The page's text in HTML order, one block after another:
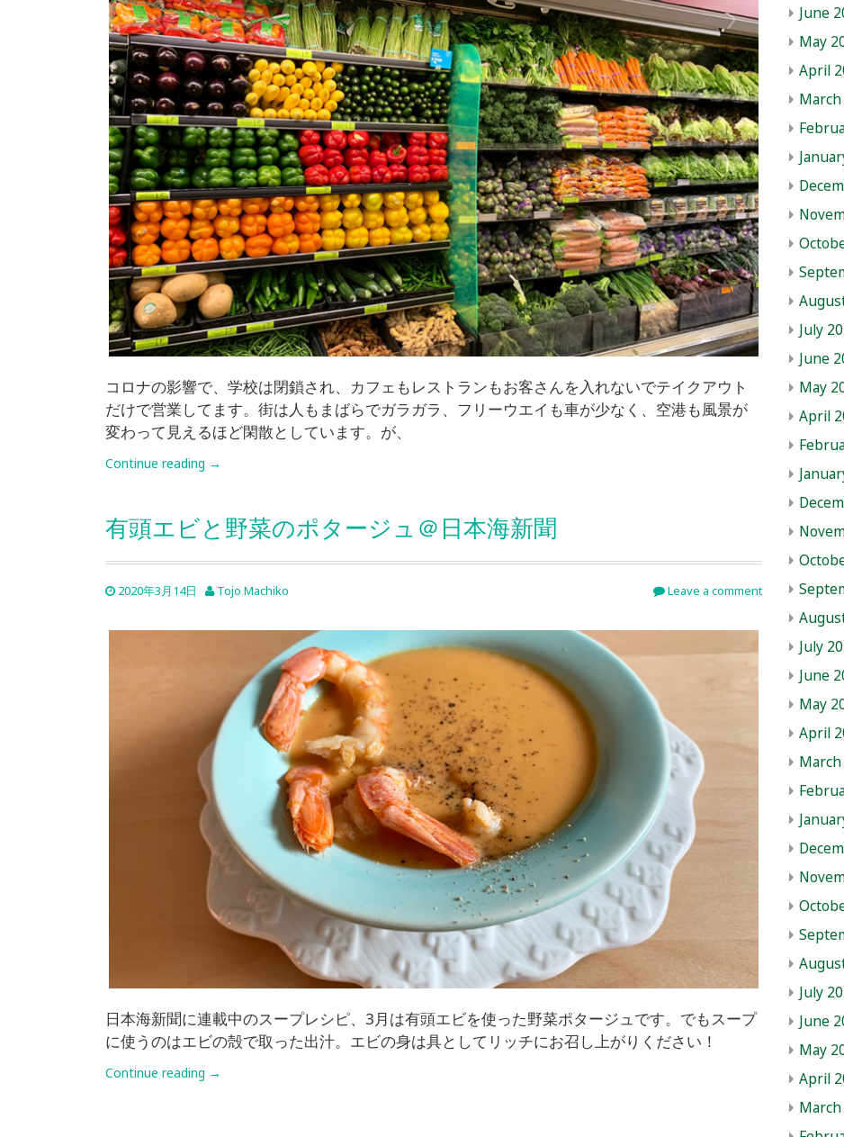
コロナの影響で、学校は閉鎖され、カフェもレストランもお客さんを入れないでテイクアウト
だけで営業してます。街は人もまばらでガラガラ、フリーウエイも車が少なく、空港も風景が
変わって見えるほど閑散としています。が、
Continue reading →
有頭エビと野菜のポタージュ＠日本海新聞
2020年3月14日 Tojo Machiko Leave a comment
日本海新聞に連載中のスープレシピ、3月は有頭エビを使った野菜ポタージュです。でもスープ
に使うのはエビの殻で取った出汁。エビの身は具としてリッチにお召し上がりください！
Continue reading →
June
May
April
March
July
June
May
April
July
June
May
April
March
July
June
May
April